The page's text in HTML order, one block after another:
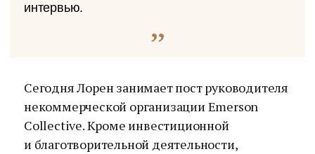
интервью.
Сегодня Лорен занимает пост руководителя
некоммерческой организации Emerson
Collective. Кроме инвестиционной
и благотворительной деятельности,